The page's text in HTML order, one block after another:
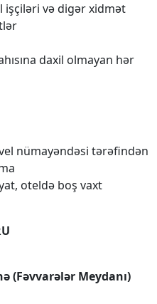
işçiləri və digər xidmət
daxil olmayan hər
nümayəndəsi tərəfindən
oteldə boş vaxt
(Fəvvarələr Meydanı)